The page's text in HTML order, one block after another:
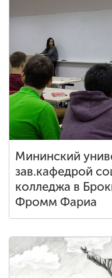
Мининский
зав.кафедрой
колледжа в
Фромм Фариа